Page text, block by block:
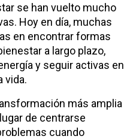
se han vuelto mucho
Hoy en día, muchas
en encontrar formas
a largo plazo,
y seguir activas en
vida.
más amplia
de centrarse
cuando